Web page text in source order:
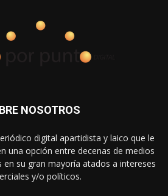
NOSOTROS
digital apartidista y laico que le
una opción entre decenas de medios
su gran mayoría atados a intereses
y/o políticos.